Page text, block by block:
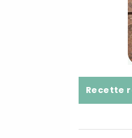
Recette